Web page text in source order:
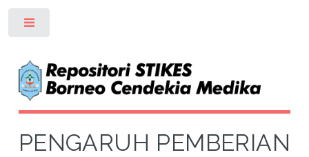
PENGARUH PEMBERIAN